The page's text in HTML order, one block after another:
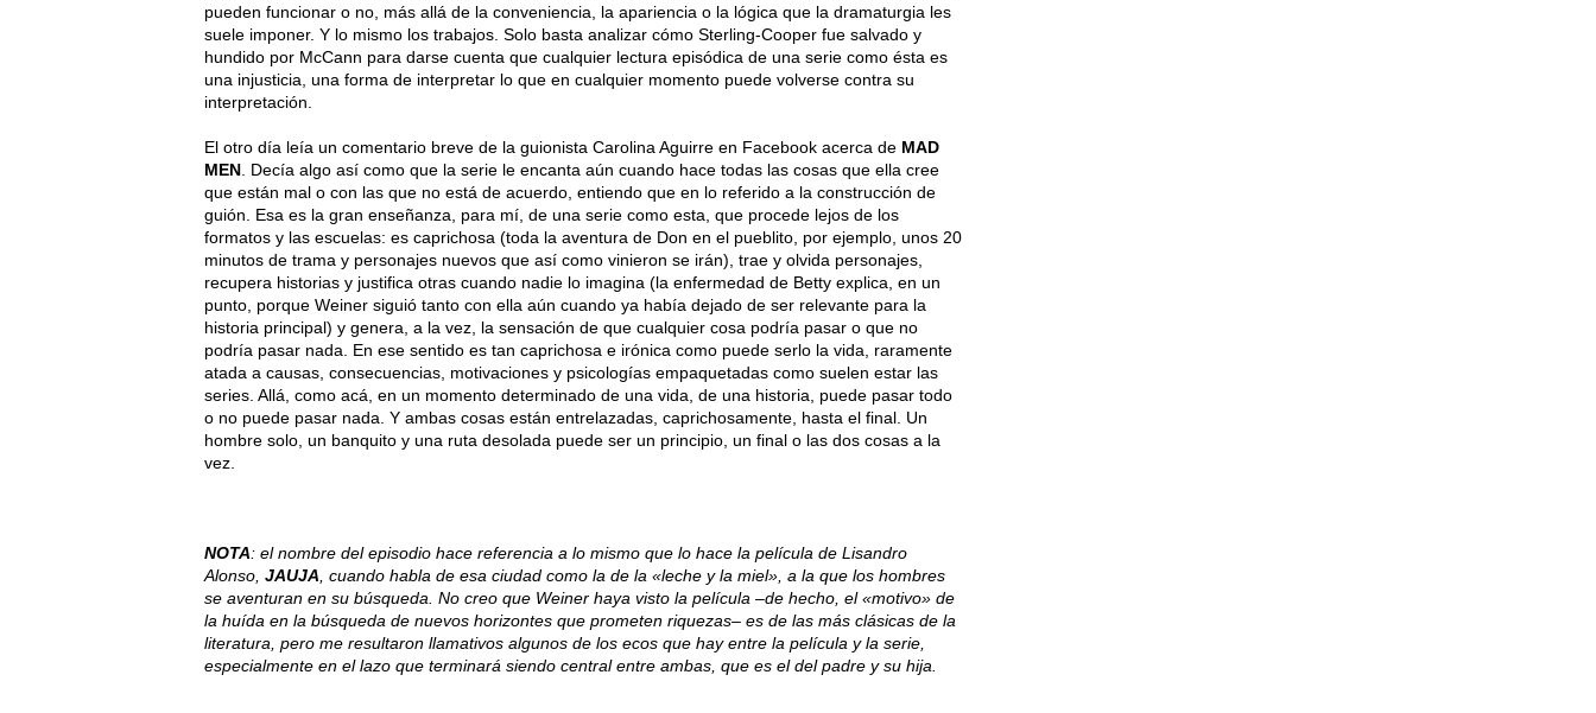
pueden funcionar o no, más allá de la conveniencia, la apariencia o la lógica que la dramaturgia les
suele imponer. Y lo mismo los trabajos. Solo basta analizar cómo Sterling-Cooper fue salvado y
hundido por McCann para darse cuenta que cualquier lectura episódica de una serie como ésta es
una injusticia, una forma de interpretar lo que en cualquier momento puede volverse contra su
interpretación.
El otro día leía un comentario breve de la guionista Carolina Aguirre en Facebook acerca de MAD
MEN. Decía algo así como que la serie le encanta aún cuando hace todas las cosas que ella cree
que están mal o con las que no está de acuerdo, entiendo que en lo referido a la construcción de
guión. Esa es la gran enseñanza, para mí, de una serie como esta, que procede lejos de los
formatos y las escuelas: es caprichosa (toda la aventura de Don en el pueblito, por ejemplo, unos 20
minutos de trama y personajes nuevos que así como vinieron se irán), trae y olvida personajes,
recupera historias y justifica otras cuando nadie lo imagina (la enfermedad de Betty explica, en un
punto, porque Weiner siguió tanto con ella aún cuando ya había dejado de ser relevante para la
historia principal) y genera, a la vez, la sensación de que cualquier cosa podría pasar o que no
podría pasar nada. En ese sentido es tan caprichosa e irónica como puede serlo la vida, raramente
atada a causas, consecuencias, motivaciones y psicologías empaquetadas como suelen estar las
series. Allá, como acá, en un momento determinado de una vida, de una historia, puede pasar todo
o no puede pasar nada. Y ambas cosas están entrelazadas, caprichosamente, hasta el final. Un
hombre solo, un banquito y una ruta desolada puede ser un principio, un final o las dos cosas a la
vez.
NOTA: el nombre del episodio hace referencia a lo mismo que lo hace la película de Lisandro
Alonso, JAUJA, cuando habla de esa ciudad como la de la «leche y la miel», a la que los hombres
se aventuran en su búsqueda. No creo que Weiner haya visto la película –de hecho, el «motivo» de
la huída en la búsqueda de nuevos horizontes que prometen riquezas– es de las más clásicas de la
literatura, pero me resultaron llamativos algunos de los ecos que hay entre la película y la serie,
especialmente en el lazo que terminará siendo central entre ambas, que es el del padre y su hija.